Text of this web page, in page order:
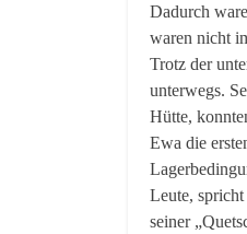
Dadurch
waren nicht
Trotz der
unterwegs.
Hütte,
Ewa die
Leute,
seiner